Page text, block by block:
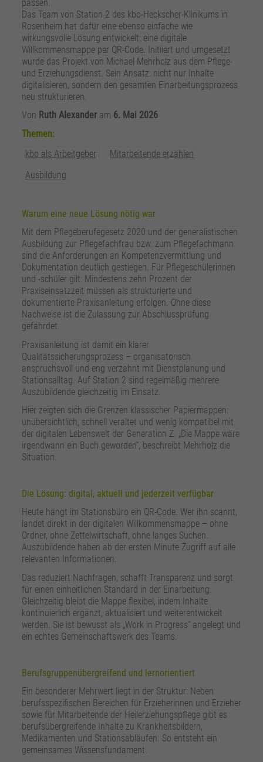
passen.
Das Team von Station 2 des kbo-Heckscher-Klinikums in
Rosenheim hat dafür eine ebenso einfache wie
wirkungsvolle Lösung entwickelt: eine digitale
Willkommensmappe per QR-Code. Initiiert und umgesetzt
wurde das Projekt von Michael Mehrholz aus dem Pflege-
und Erziehungsdienst. Sein Ansatz: nicht nur Inhalte
digitalisieren, sondern den gesamten Einarbeitungsprozess
neu strukturieren.
Von Ruth Alexanderam 6. Mai 2026
Themen:
kbo als Arbeitgeber
Mitarbeitende erzählen
Ausbildung
Warum eine neue Lösung nötig war
Mit dem Pflegeberufegesetz 2020 und der generalistischen
Ausbildung zur Pflegefachfrau bzw. zum Pflegefachmann
sind die Anforderungen an Kompetenzvermittlung und
Dokumentation deutlich gestiegen. Für Pflegeschülerinnen
und -schüler gilt: Mindestens zehn Prozent der
Praxiseinsatzzeit müssen als strukturierte und
dokumentierte Praxisanleitung erfolgen. Ohne diese
Nachweise ist die Zulassung zur Abschlussprüfung
gefährdet.
Praxisanleitung ist damit ein klarer
Qualitätssicherungsprozess – organisatorisch
anspruchsvoll und eng verzahnt mit Dienstplanung und
Stationsalltag. Auf Station 2 sind regelmäßig mehrere
Auszubildende gleichzeitig im Einsatz.
Hier zeigten sich die Grenzen klassischer Papiermappen:
unübersichtlich, schnell veraltet und wenig kompatibel mit
der digitalen Lebenswelt der Generation Z. „Die Mappe wäre
irgendwann ein Buch geworden“, beschreibt Mehrholz die
Situation.
Die Lösung: digital, aktuell und jederzeit verfügbar
Heute hängt im Stationsbüro ein QR-Code. Wer ihn scannt,
landet direkt in der digitalen Willkommensmappe – ohne
Ordner, ohne Zettelwirtschaft, ohne langes Suchen.
Auszubildende haben ab der ersten Minute Zugriff auf alle
relevanten Informationen.
Das reduziert Nachfragen, schafft Transparenz und sorgt
für einen einheitlichen Standard in der Einarbeitung.
Gleichzeitig bleibt die Mappe flexibel, indem Inhalte
kontinuierlich ergänzt, aktualisiert und weiterentwickelt
werden. Sie ist bewusst als „Work in Progress“ angelegt und
ein echtes Gemeinschaftswerk des Teams.
Berufsgruppenübergreifend und lernorientiert
Ein besonderer Mehrwert liegt in der Struktur: Neben
berufsspezifischen Bereichen für Erzieherinnen und Erzieher
sowie für Mitarbeitende der Heilerziehungspflege gibt es
berufsübergreifende Inhalte zu Krankheitsbildern,
Medikamenten und Stationsabläufen. So entsteht ein
gemeinsames Wissensfundament.
Zweck
zusätzliche Informationen anzubieten.